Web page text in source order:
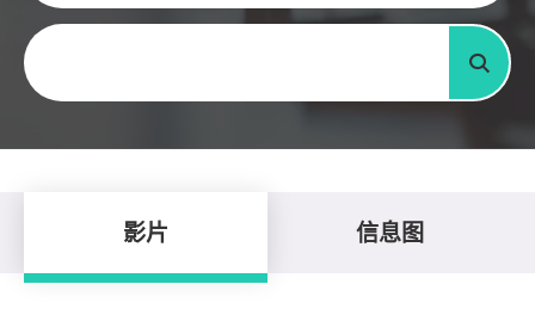
关键字
搜寻
影片 信息图